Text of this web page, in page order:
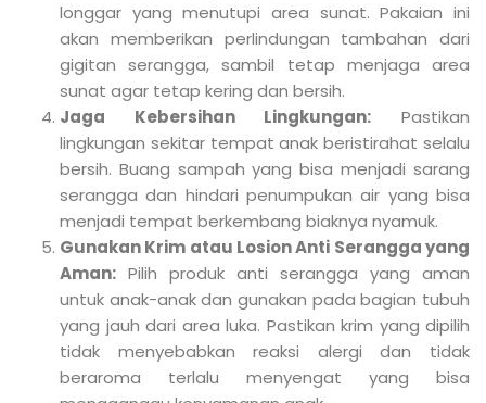
longgar yang menutupi area sunat. Pakaian ini
akan memberikan perlindungan tambahan dari
gigitan serangga, sambil tetap menjaga area
sunat agar tetap kering dan bersih.
Jaga Kebersihan Lingkungan: Pastikan
lingkungan sekitar tempat anak beristirahat selalu
bersih. Buang sampah yang bisa menjadi sarang
serangga dan hindari penumpukan air yang bisa
menjadi tempat berkembang biaknya nyamuk.
Gunakan Krim atau Losion Anti Serangga yang
Aman: Pilih produk anti serangga yang aman
untuk anak-anak dan gunakan pada bagian tubuh
yang jauh dari area luka. Pastikan krim yang dipilih
tidak menyebabkan reaksi alergi dan tidak
beraroma terlalu menyengat yang bisa